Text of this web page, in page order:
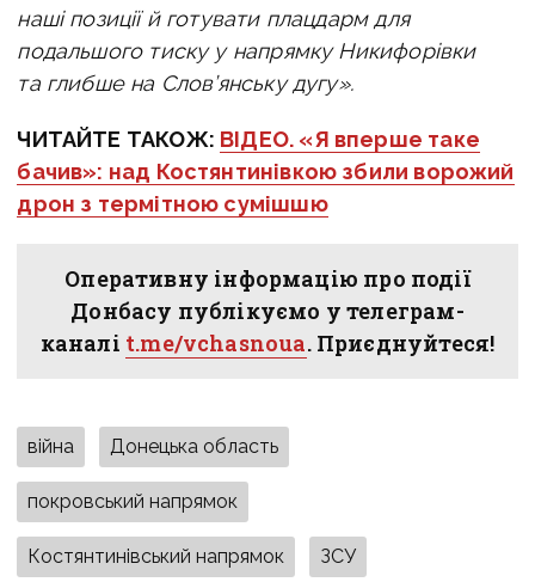
наші позиції й готувати плацдарм для
подальшого тиску у напрямку Никифорівки
та глибше на Слов’янську дугу».
ЧИТАЙТЕ ТАКОЖ: ВІДЕО. «Я вперше таке
бачив»: над Костянтинівкою збили ворожий
дрон з термітною сумішшю
Оперативну інформацію про події
Донбасу публікуємо у телеграм-
каналі t.me/vchasnoua. Приєднуйтеся!
війна Донецька область
покровський напрямок
Костянтинівський напрямок ЗСУ